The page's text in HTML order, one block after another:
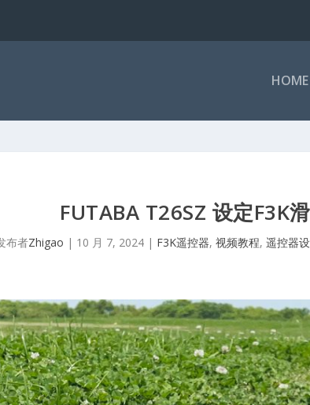
HOME
FUTABA T26SZ 设定F3K
布者Zhigao | 10 月 7, 2024 | F3K遥控器, 视频教程, 遥控器